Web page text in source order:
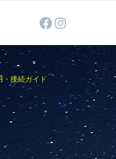
Facebook
Instagram
・接続ガイド